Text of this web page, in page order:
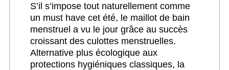
S’il s’impose tout naturellement comme
un must have cet été, le maillot de bain
menstruel a vu le jour grâce au succès
croissant des culottes menstruelles.
Alternative plus écologique aux
protections hygiéniques classiques, la